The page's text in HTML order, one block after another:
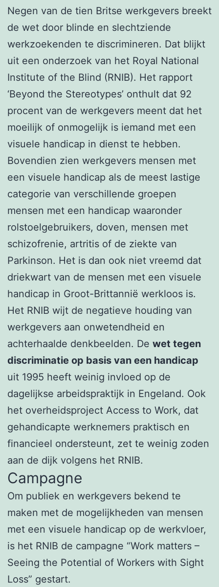
Negen van de tien Britse werkgevers breekt
de wet door blinde en slechtziende
werkzoekenden te discrimineren. Dat blijkt
uit een onderzoek van het Royal National
Institute of the Blind (RNIB). Het rapport
‘Beyond the Stereotypes’ onthult dat 92
procent van de werkgevers meent dat het
moeilijk of onmogelijk is iemand met een
visuele handicap in dienst te hebben.
Bovendien zien werkgevers mensen met
een visuele handicap als de meest lastige
categorie van verschillende groepen
mensen met een handicap waaronder
rolstoelgebruikers, doven, mensen met
schizofrenie, artritis of de ziekte van
Parkinson. Het is dan ook niet vreemd dat
driekwart van de mensen met een visuele
handicap in Groot-Brittannië werkloos is.
Het RNIB wijt de negatieve houding van
werkgevers aan onwetendheid en
achterhaalde denkbeelden. De wet tegen
discriminatie op basis van een handicap
uit 1995 heeft weinig invloed op de
dagelijkse arbeidspraktijk in Engeland. Ook
het overheidsproject Access to Work, dat
gehandicapte werknemers praktisch en
financieel ondersteunt, zet te weinig zoden
aan de dijk volgens het RNIB.
Campagne
Om publiek en werkgevers bekend te
maken met de mogelijkheden van mensen
met een visuele handicap op de werkvloer,
is het RNIB de campagne “Work matters –
Seeing the Potential of Workers with Sight
Loss” gestart.